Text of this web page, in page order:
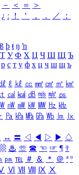
－ ＜ ＝
＞
¿ ː ！ ＇ ， ． ／
：
ß þ ŧ ŋ ŉ
Т У Ф Х Ц Ч Ш Щ Ъ
р с т у ф х ц ч ш щ ъ
ℓ ㎘ ㏄ ㎣ ㎤ ㎥ ㎦
㎈ ㎉ ㏈ ㎧ ㎨ ㎰
㎻ ㎽ ㎾ ㎿ ㎐ ㎑
㎩ ㎪ ㎫ ㎬ ㏝ ㏐
㏓
↔ 〓 ◁ ◀ ▷ ▶ ♤
♨ ☏ ☎ ☜ ☞ ¶ †
㏘ ℡ ＃ ＆ ＊ ＠ ª º
Ⅵ Ⅶ Ⅷ Ⅸ Ⅹ